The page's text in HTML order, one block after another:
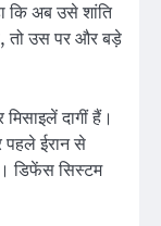
कि अब उसे शांति
तो उस पर और बड़े
दागीं हैं।
पहले ईरान से
डिफेंस सिस्टम